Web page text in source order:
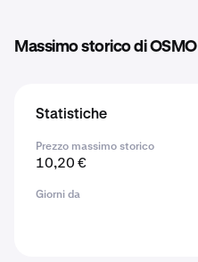
Massimo storico di OSMO
Statistiche
Prezzo massimo storico
10,20 €
Giorni da